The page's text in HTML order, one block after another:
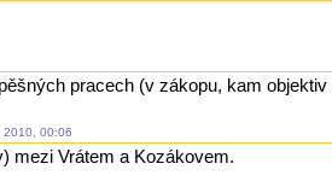
pracech (v zákopu, kam objektiv
00:06
mezi Vrátem a Kozákovem.